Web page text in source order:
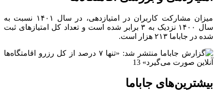
میزان مشارکت کاربران در امتیازدهی، در سال ۱۴۰۱ نسبت به
سال ۱۴۰۰ نزدیک به ۳ برابر شده است و تعداد کل امتیازهای ثبت
شده در جاباما ۲۱۳ هزار است.
بیشترین‌های جاباما